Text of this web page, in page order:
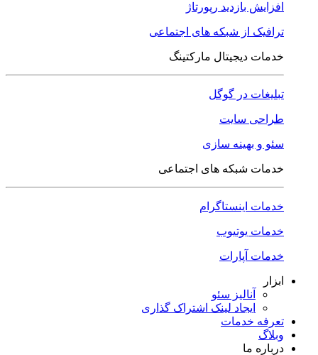
افزایش بازدید رپورتاژ
ترافیک از شبکه های اجتماعی
خدمات دیجیتال مارکتینگ
تبلیغات در گوگل
طراحی سایت
سئو و بهینه سازی
خدمات شبکه های اجتماعی
خدمات اینستاگرام
خدمات یوتیوب
خدمات آپارات
ابزار
آنالیز سئو
ایجاد لینک اشتراک گذاری
تعرفه خدمات
وبلاگ
درباره ما